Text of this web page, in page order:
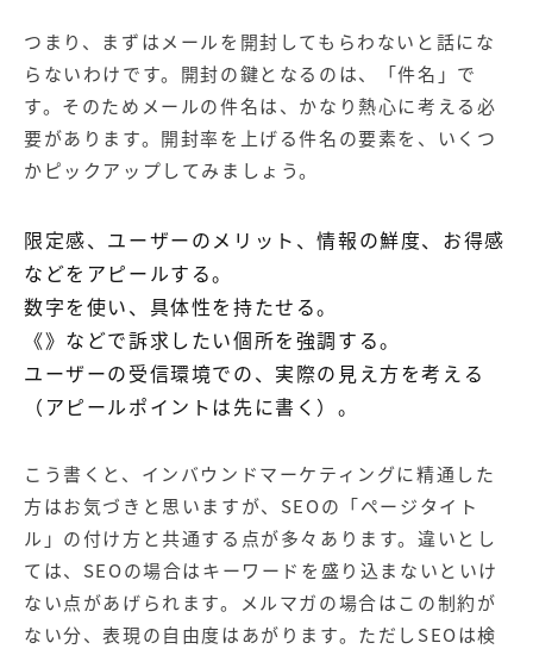
つまり、まずはメールを開封してもらわないと話にな
らないわけです。開封の鍵となるのは、「件名」で
す。そのためメールの件名は、かなり熱心に考える必
要があります。開封率を上げる件名の要素を、いくつ
かピックアップしてみましょう。
限定感、ユーザーのメリット、情報の鮮度、お得感
などをアピールする。
数字を使い、具体性を持たせる。
《》などで訴求したい個所を強調する。
ユーザーの受信環境での、実際の見え方を考える
（アピールポイントは先に書く）。
こう書くと、インバウンドマーケティングに精通した
方はお気づきと思いますが、SEOの「ページタイト
ル」の付け方と共通する点が多々あります。違いとし
ては、SEOの場合はキーワードを盛り込まないといけ
ない点があげられます。メルマガの場合はこの制約が
ない分、表現の自由度はあがります。ただしSEOは検